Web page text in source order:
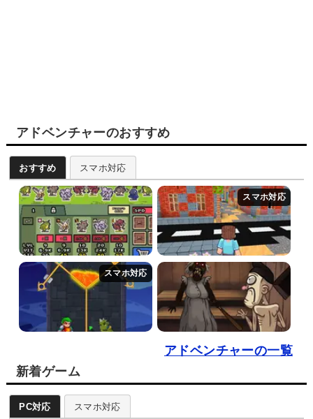
アドベンチャーのおすすめ
おすすめ スマホ対応
アドベンチャーの一覧
新着ゲーム
PC対応 スマホ対応